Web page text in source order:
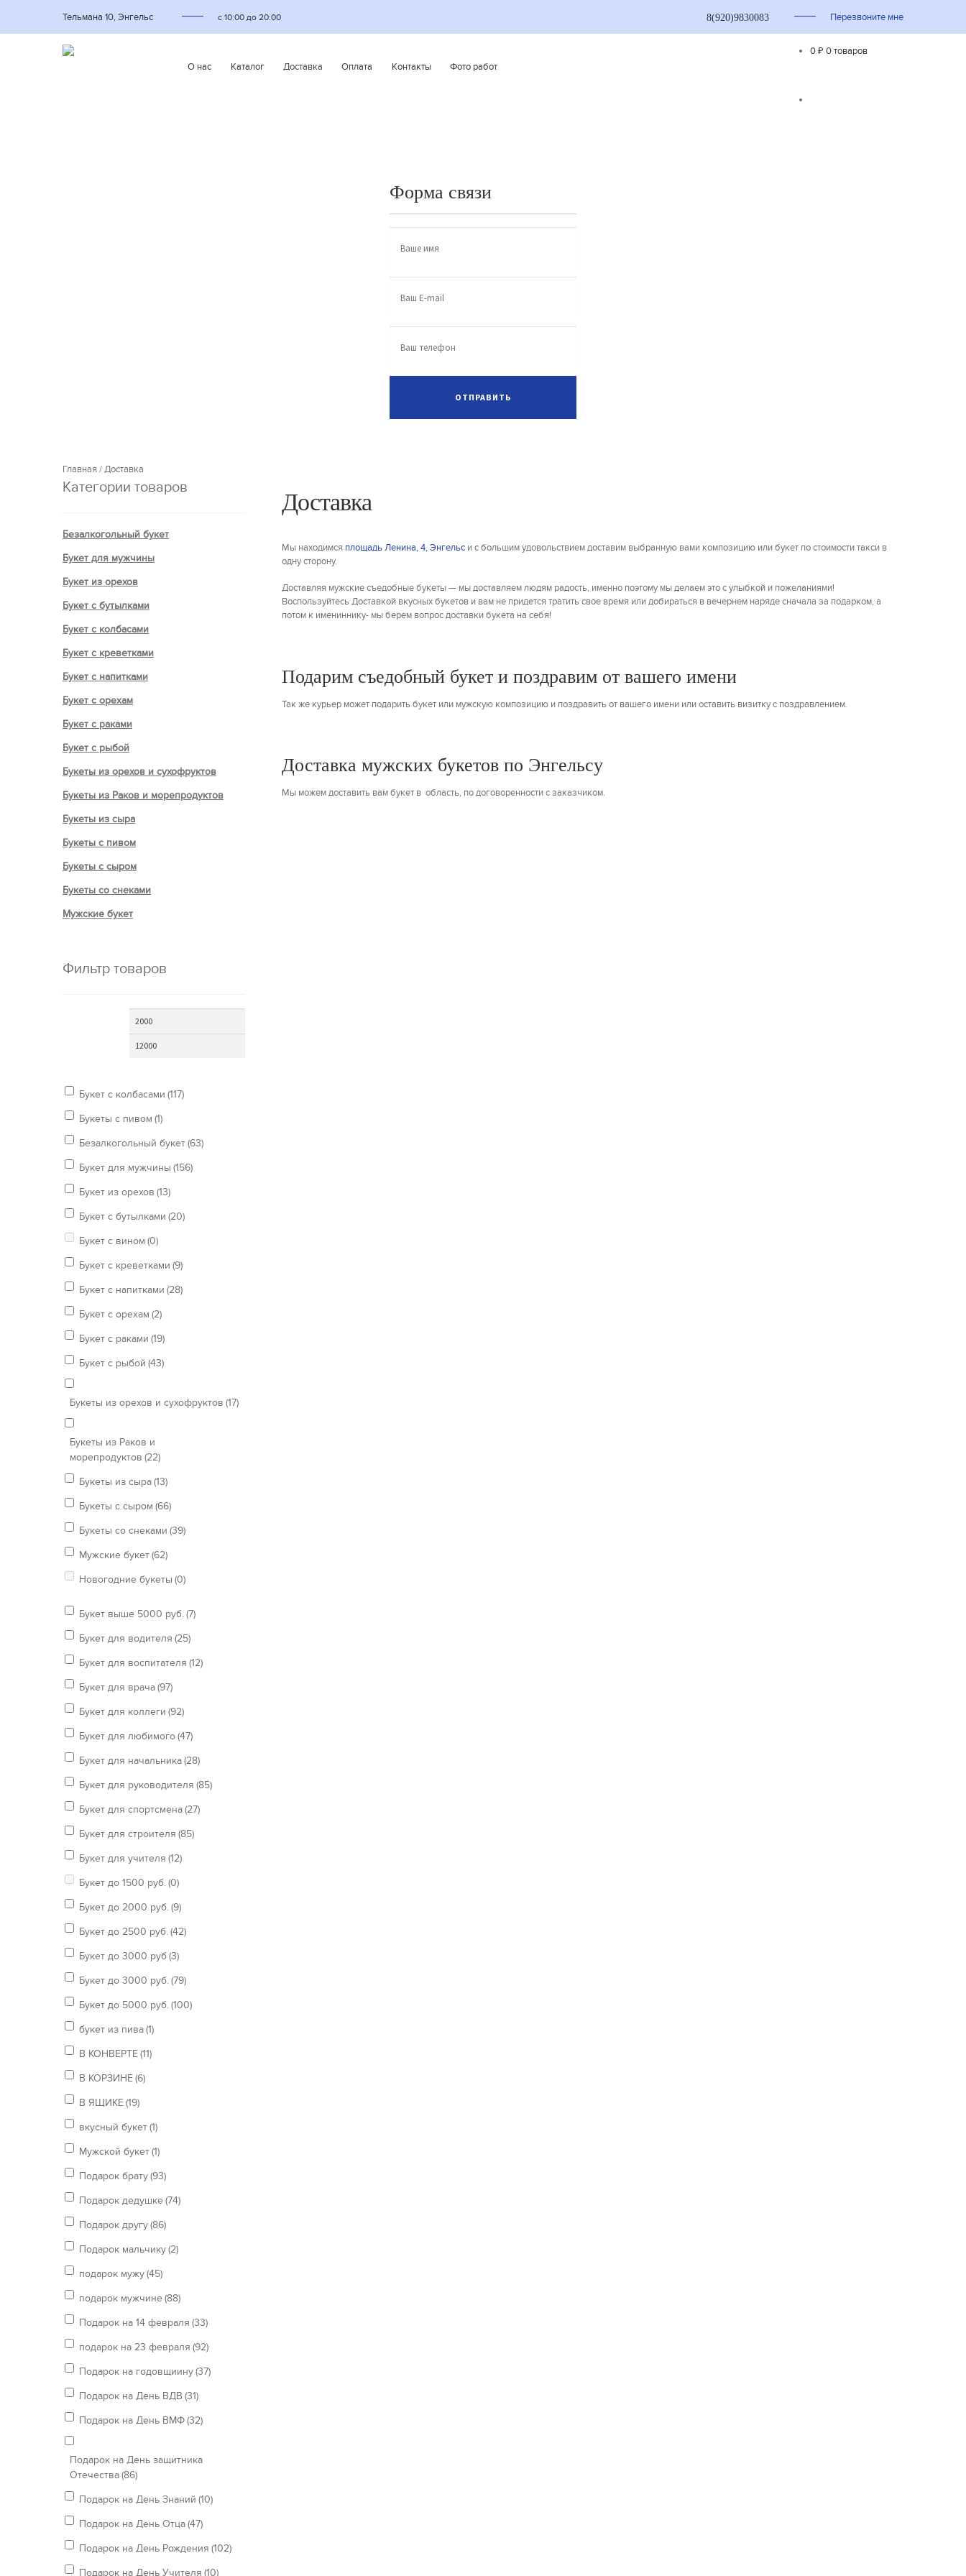
Тельмана 10, Энгельс с 10:00 до 20:00 8(920)9830083 Перезвоните мне
О нас Каталог Доставка Оплата Контакты Фото работ
0 ₽ 0 товаров
Форма связи
Главная /Доставка
Доставка
Мы находимся площадь Ленина, 4, Энгельс и с большим удовольствием доставим выбранную вами композицию или букет по стоимости такси в
одну сторону.
Доставляя мужские съедобные букеты — мы доставляем людям радость, именно поэтому мы делаем это с улыбкой и пожеланиями!
Воспользуйтесь Доставкой вкусных букетов и вам не придется тратить свое время или добираться в вечернем наряде сначала за подарком, а
потом к имениннику- мы берем вопрос доставки букета на себя!
Подарим съедобный букет и поздравим от вашего имени
Так же курьер может подарить букет или мужскую композицию и поздравить от вашего имени или оставить визитку с поздравлением.
Доставка мужских букетов по Энгельсу
Мы можем доставить вам букет в область, по договоренности с заказчиком.
Категории товаров
Безалкогольный букет
Букет для мужчины
Букет из орехов
Букет с бутылками
Букет с колбасами
Букет с креветками
Букет с напитками
Букет с орехам
Букет с раками
Букет с рыбой
Букеты из орехов и сухофруктов
Букеты из Раков и морепродуктов
Букеты из сыра
Букеты с пивом
Букеты с сыром
Букеты со снеками
Мужские букет
Фильтр товаров
Букет с колбасами (117)
Букеты с пивом (1)
Безалкогольный букет(63)
Букет для мужчины (156)
Букет из орехов (13)
Букет с бутылками (20)
Букет с вином (0)
Букет с креветками (9)
Букет с напитками (28)
Букет с орехам (2)
Букет с раками (19)
Букет с рыбой (43)
Букеты из орехов и сухофруктов (17)
Букеты из Раков и
морепродуктов (22)
Букеты из сыра(13)
Букеты с сыром (66)
Букеты со снеками (39)
Мужские букет(62)
Новогодние букеты (0)
Букет выше 5000 руб.(7)
Букет для водителя (25)
Букет для воспитателя (12)
Букет для врача(97)
Букет для коллеги (92)
Букет для любимого(47)
Букет для начальника(28)
Букет для руководителя (85)
Букет для спортсмена(27)
Букет для строителя (85)
Букет для учителя (12)
Букет до 1500 руб.(0)
Букет до 2000 руб.(9)
Букет до 2500 руб.(42)
Букет до 3000 руб(3)
Букет до 3000 руб.(79)
Букет до 5000 руб.(100)
букет из пива(1)
В КОНВЕРТЕ(11)
В КОРЗИНЕ(6)
В ЯЩИКЕ(19)
вкусный букет(1)
Мужской букет(1)
Подарок брату(93)
Подарок дедушке(74)
Подарок другу(86)
Подарок мальчику(2)
подарок мужу(45)
подарок мужчине(88)
Подарок на 14 февраля (33)
подарок на 23 февраля (92)
Подарок на годовщиину(37)
Подарок на День ВДВ (31)
Подарок на День ВМФ(32)
Подарок на День защитника
Отечества(86)
Подарок на День Знаний (10)
Подарок на День Отца(47)
Подарок на День Рождения (102)
Подарок на День Учителя (10)